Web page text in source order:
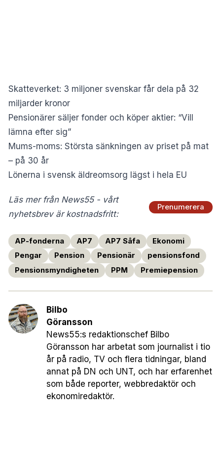
Skatteverket: 3 miljoner svenskar får dela på 32
miljarder kronor
Pensionärer säljer fonder och köper aktier: “Vill
lämna efter sig”
Mums-moms: Största sänkningen av priset på mat
– på 30 år
Lönerna i svensk äldreomsorg lägst i hela EU
Läs mer från News55 - vårt
nyhetsbrev är kostnadsfritt:
Prenumerera
AP-fonderna AP7 AP7 Såfa
Ekonomi
Pengar
Pension Pensionär
pensionsfond
Pensionsmyndigheten
PPM Premiepension
Bilbo
Göransson
News55:s redaktionschef Bilbo
Göransson har arbetat som journalist i tio
år på radio, TV och flera tidningar, bland
annat på DN och UNT, och har erfarenhet
som både reporter, webbredaktör och
ekonomiredaktör.